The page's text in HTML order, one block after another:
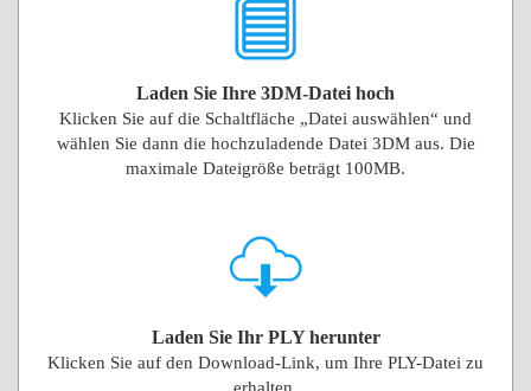
Laden Sie Ihre 3DM-Datei hoch
Klicken Sie auf die Schaltfläche „Datei auswählen“ und
wählen Sie dann die hochzuladende Datei 3DM aus. Die
maximale Dateigröße beträgt 100MB.
Laden Sie Ihr PLY herunter
Klicken Sie auf den Download-Link, um Ihre PLY-Datei zu